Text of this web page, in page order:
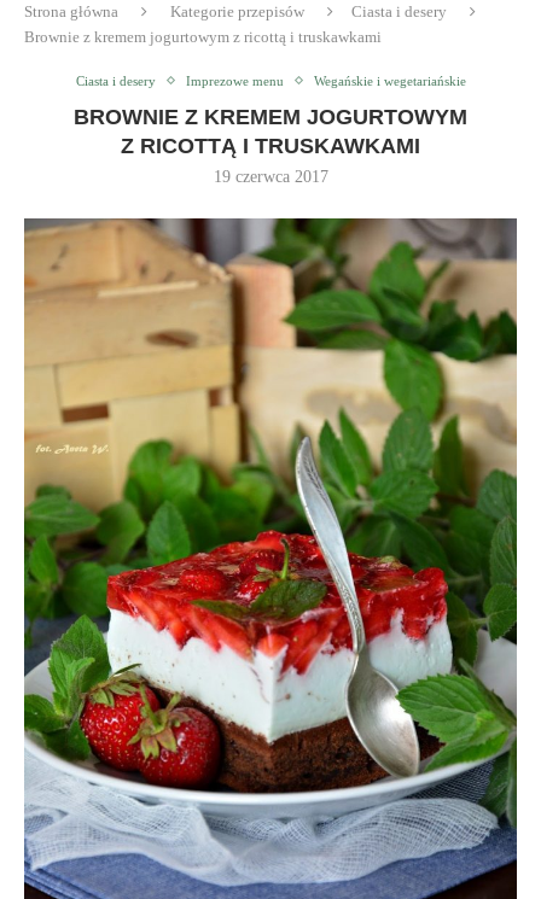
Strona główna Kategorie przepisów
Ciasta i desery
Brownie z kremem jogurtowym z ricottą i truskawkami
Ciasta i desery Imprezowe menu Wegańskie i wegetariańskie
BROWNIE Z KREMEM JOGURTOWYM
Z RICOTTĄ I TRUSKAWKAMI
19 czerwca 2017